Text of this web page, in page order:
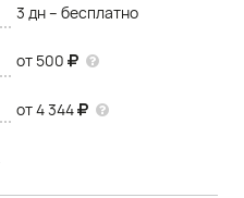
3 дн – бесплатно
от 500
от 4 344